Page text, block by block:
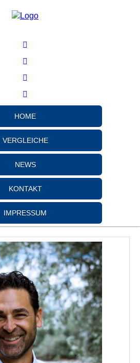
HOME
VERGLEICHE
NEWS
KONTAKT
IMPRESSUM